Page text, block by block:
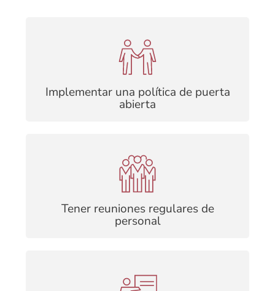
Implementar una política de puerta
abierta
Alienta a los empleados a acercarse a la
gerencia con sus ideas o preocupaciones sin
temor a represalias
Tener reuniones regulares de
personal
Asegura que todos los miembros del equipo
estén trabajando hacia los mismos objetivos y
aborden los problemas de manera oportuna y